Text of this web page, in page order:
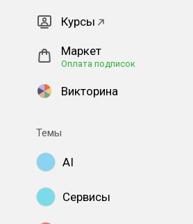
Курсы
Маркет
Оплата подписок
Викторина
Темы
AI
Сервисы